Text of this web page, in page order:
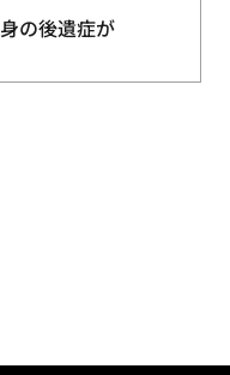
の後遺症が